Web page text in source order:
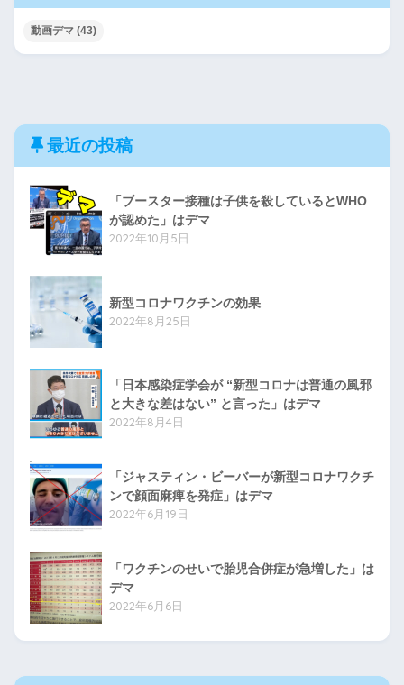
動画デマ (43)
最近の投稿
「ブースター接種は子供を殺しているとWHO
が認めた」はデマ
2022年10月5日
新型コロナワクチンの効果
2022年8月25日
「日本感染症学会が “新型コロナは普通の風邪
と大きな差はない” と言った」はデマ
2022年8月4日
「ジャスティン・ビーバーが新型コロナワクチ
ンで顔面麻痺を発症」はデマ
2022年6月19日
「ワクチンのせいで胎児合併症が急増した」は
デマ
2022年6月6日